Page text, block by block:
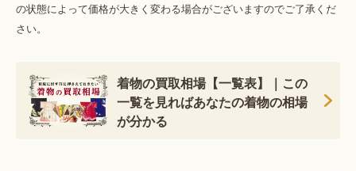
の状態によって価格が大きく変わる場合がございますのでご了承くだ
さい。
着物の買取相場【一覧表】｜この
一覧を見ればあなたの着物の相場
が分かる